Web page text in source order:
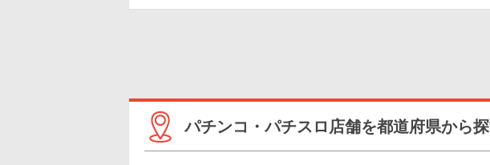
パチンコ・パチスロ店舗を都道府県から